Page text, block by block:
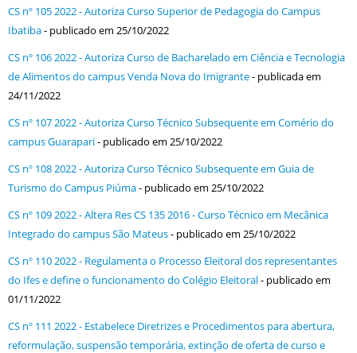
CS nº 105 2022 - Autoriza Curso Superior de Pedagogia do Campus
Ibatiba- publicado em 25/10/2022
CS nº 106 2022 - Autoriza Curso de Bacharelado em Ciência e Tecnologia
de Alimentos do campus Venda Nova do Imigrante- publicada em
24/11/2022
CS nº 107 2022 - Autoriza Curso Técnico Subsequente em Comério do
campus Guarapari- publicado em 25/10/2022
CS nº 108 2022 - Autoriza Curso Técnico Subsequente em Guia de
Turismo do Campus Piúma- publicado em 25/10/2022
CS nº 109 2022 - Altera Res CS 135 2016 - Curso Técnico em Mecânica
Integrado do campus São Mateus- publicado em 25/10/2022
CS nº 110 2022 - Regulamenta o Processo Eleitoral dos representantes
do Ifes e define o funcionamento do Colégio Eleitoral- publicado em
01/11/2022
CS nº 111 2022 - Estabelece Diretrizes e Procedimentos para abertura,
reformulação, suspensão temporária, extinção de oferta de curso e